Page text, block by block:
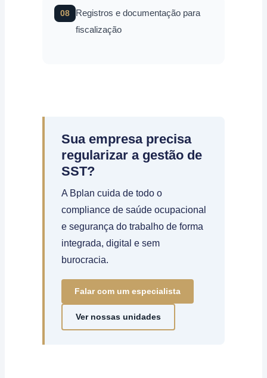
08
Registros e documentação para
fiscalização
Sua empresa precisa
regularizar a gestão de
SST?
A Bplan cuida de todo o
compliance de saúde ocupacional
e segurança do trabalho de forma
integrada, digital e sem
burocracia.
Falar com um especialista
Ver nossas unidades